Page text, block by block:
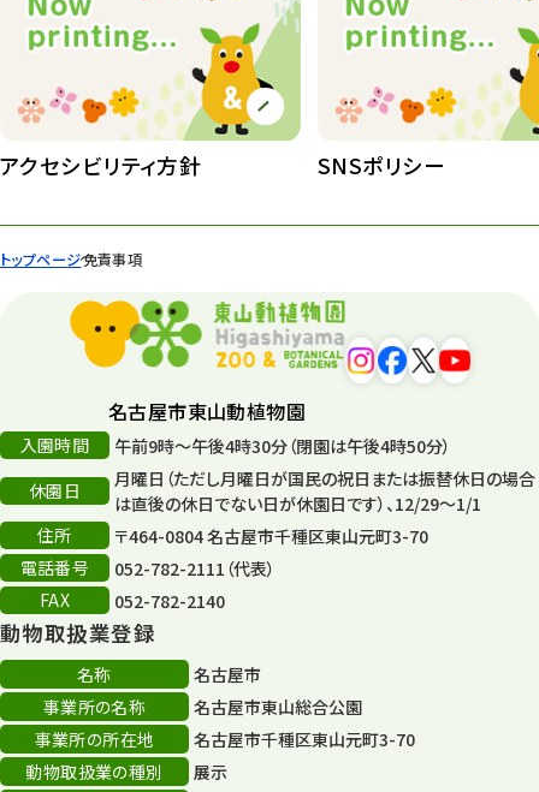
トップページ免責事項
アクセシビリティ方針 SNSポリシー
名古屋市東山動植物園
入園時間
午前9時～午後4時30分（閉園は午後4時50分）
休園日
月曜日（ただし月曜日が国民の祝日または振替休日の場合
は直後の休日でない日が休園日です）、12/29～1/1
住所
〒464-0804 名古屋市千種区東山元町3-70
電話番号
052-782-2111（代表）
FAX
052-782-2140
動物取扱業登録
名称
名古屋市
事業所の名称
名古屋市東山総合公園
事業所の所在地
名古屋市千種区東山元町3-70
動物取扱業の種別
展示